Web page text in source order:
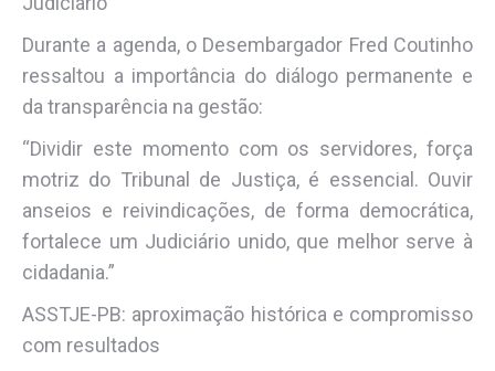
Durante a agenda, o Desembargador Fred Coutinho
ressaltou a importância do diálogo permanente e
da transparência na gestão:
“Dividir este momento com os servidores, força
motriz do Tribunal de Justiça, é essencial. Ouvir
anseios e reivindicações, de forma democrática,
fortalece um Judiciário unido, que melhor serve à
cidadania.”
ASSTJE-PB: aproximação histórica e compromisso
com resultados